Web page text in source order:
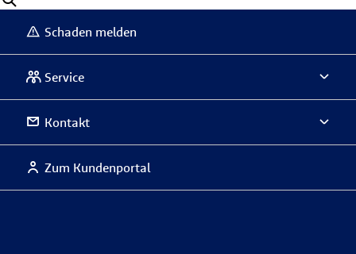
Schaden melden
Service
Kontakt
Zum Kundenportal